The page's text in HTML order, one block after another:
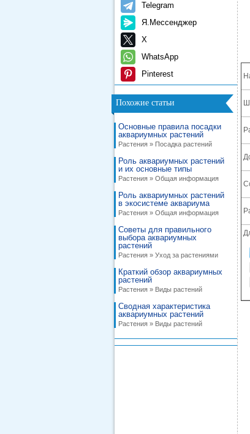
Telegram
Я.Мессенджер
X
WhatsApp
Pinterest
Похожие статьи
Основные правила посадки
аквариумных растений
Растения » Посадка растений
Роль аквариумных растений
и их основные типы
Растения » Общая информация
Роль аквариумных растений
в экосистеме аквариума
Растения » Общая информация
Советы для правильного
выбора аквариумных
растений
Растения » Уход за растениями
Краткий обзор аквариумных
растений
Растения » Виды растений
Сводная характеристика
аквариумных растений
Растения » Виды растений